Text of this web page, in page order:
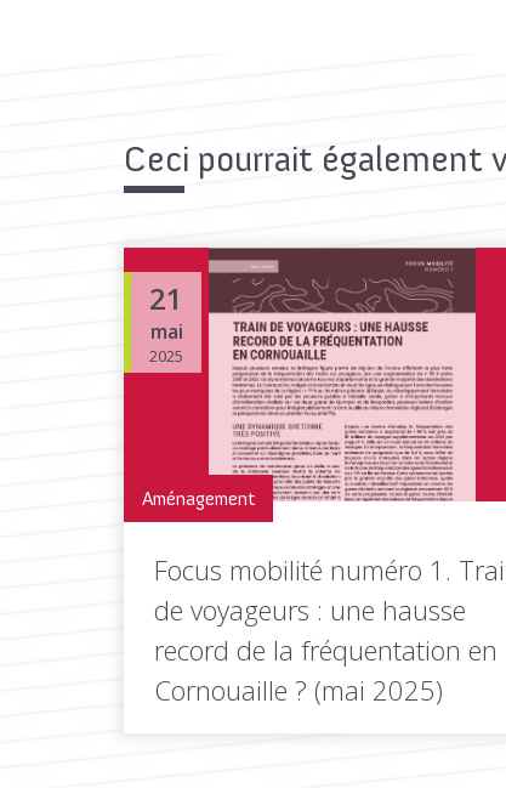
Ceci pourrait également
21
mai
2025
Aménagement
Focus mobilité numéro 1.
de voyageurs : une hausse
record de la fréquentation en
Cornouaille ? (mai 2025)